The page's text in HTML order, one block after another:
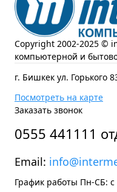
Copyright 2002-2025 ©
компьютерной и
г. Бишкек ул. Горького
Посмотреть на карте
Заказать звонок
0555 441111
Email:
График работы Пн-СБ: с